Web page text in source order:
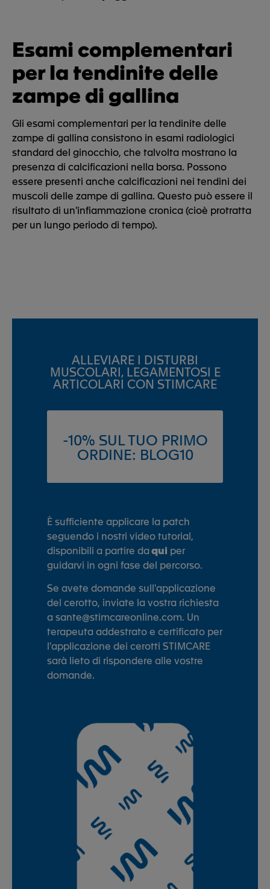
Esami complementari
per la tendinite delle
zampe di gallina
Gli esami complementari per la tendinite delle
zampe di gallina consistono in esami radiologici
standard del ginocchio, che talvolta mostrano la
presenza di calcificazioni nella borsa. Possono
essere presenti anche calcificazioni nei tendini dei
muscoli delle zampe di gallina. Questo può essere il
risultato di un'infiammazione cronica (cioè protratta
per un lungo periodo di tempo).
ALLEVIARE I DISTURBI
MUSCOLARI, LEGAMENTOSI E
ARTICOLARI CON STIMCARE
-10% SUL TUO PRIMO
ORDINE: BLOG10
È sufficiente applicare la patch
seguendo i nostri video tutorial,
disponibili a partire daqui per
guidarvi in ogni fase del percorso.
Se avete domande sull'applicazione
del cerotto, inviate la vostra richiesta
a sante@stimcareonline.com. Un
terapeuta addestrato e certificato per
l'applicazione dei cerotti STIMCARE
sarà lieto di rispondere alle vostre
domande.